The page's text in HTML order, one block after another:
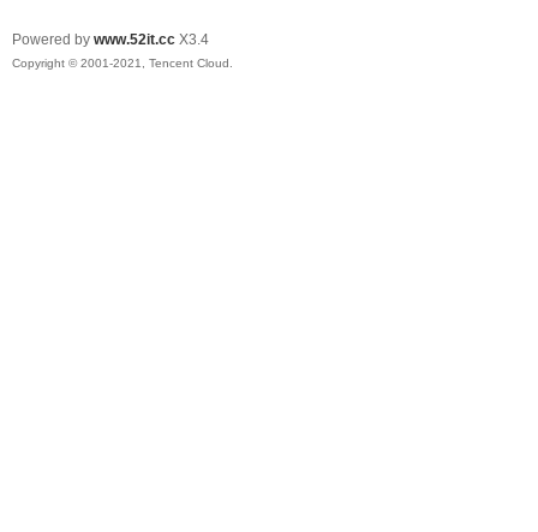
Powered by www.52it.cc X3.4
Copyright © 2001-2021, Tencent Cloud.